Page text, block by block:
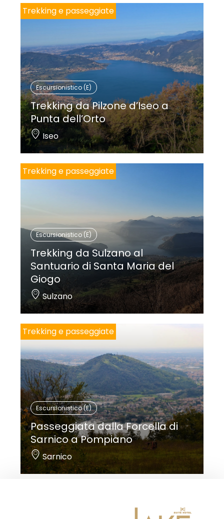
Trekking e passeggiate
Escursionistico (E)
Trekking da Pilzone d’Iseo a
Punta dell’Orto
Iseo
Trekking e passeggiate
Escursionistico (E)
Trekking da Sulzano al
Santuario di Santa Maria del
Giogo
Sulzano
Trekking e passeggiate
Escursionistico (E)
Passeggiata dalla Forcella di
Sarnico a Pompiano
Sarnico